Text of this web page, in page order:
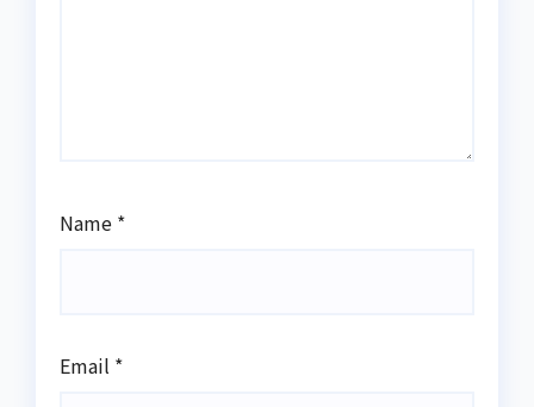
Name *
Email *